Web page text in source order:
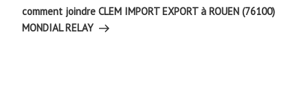
suivant
comment joindre CLEM IMPORT EXPORT à ROUEN (76100)
MONDIAL RELAY